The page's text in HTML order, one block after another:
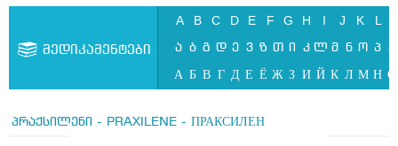
მედიკამენტები
A B C D E F G H I J K L
ა ბ გ დ ე ვ ზ თ ი კ ლ მ ნ ო პ ჟ
А Б В Г Д Е Ё Ж З И Й К Л М Н О
პრაქსილენი - PRAXILENE - ПРАКСИЛЕН